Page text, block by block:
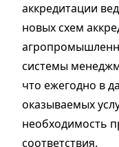
аккредитации
новых схем
системы
что ежегодно в
оказываемых
необходимость
соответствия.